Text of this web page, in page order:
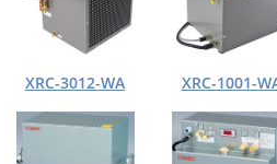
XRC-3012-WA XRC-1001-